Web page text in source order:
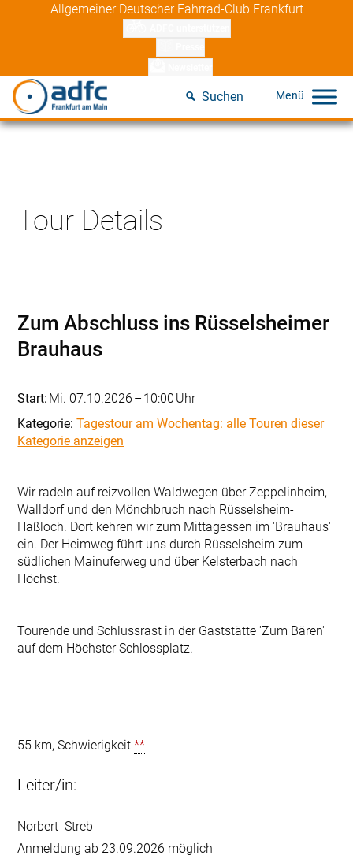
Allgemeiner Deutscher Fahrrad-Club Frankfurt
Suchen
Tour Details
Zum Abschluss ins Rüsselsheimer
Brauhaus
Mi. 07.10.2026
10:00
Tagestour am Wochentag
Wir radeln auf reizvollen Waldwegen über Zeppelinheim,
Walldorf und den Mönchbruch nach Rüsselsheim-
Haßloch. Dort kehren wir zum Mittagessen im 'Brauhaus'
ein. Der Heimweg führt uns durch Rüsselsheim zum
südlichen Mainuferweg und über Kelsterbach nach
Höchst.
Tourende und Schlussrast in der Gaststätte 'Zum Bären'
auf dem Höchster Schlossplatz.
55 km, Schwierigkeit **
Leiter/in:
Norbert  Streb